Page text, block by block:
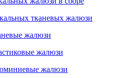
тканевых жалюзи
жалюзи
жалюзи
жалюзи